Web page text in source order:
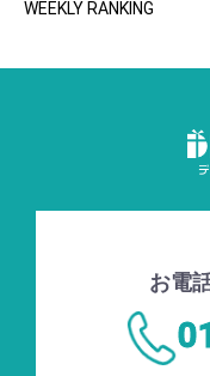
WEEKLY RANKING
お電